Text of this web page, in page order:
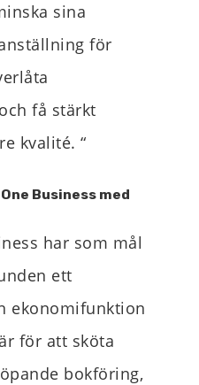
inska sina
för
få stärkt
kvalité. “
Business med
har som mål
ett
ekonomifunktion
för att sköta
bokföring,